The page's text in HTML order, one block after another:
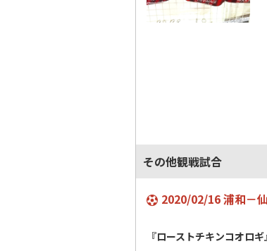
その他観戦試合
2020/02/16 浦和－
『ローストチキンコオロ